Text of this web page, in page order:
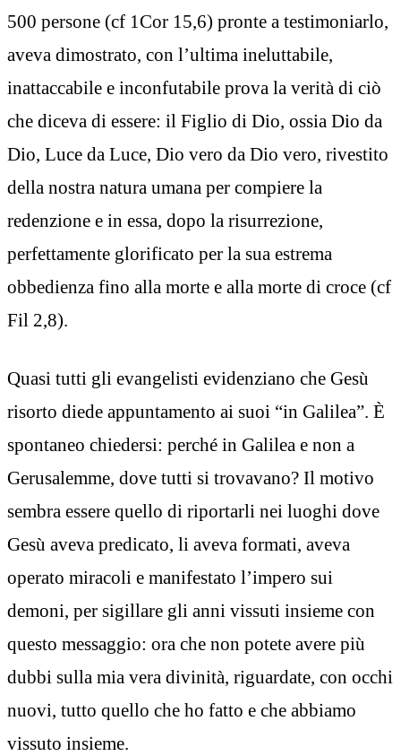
500 persone (cf 1Cor 15,6) pronte a testimoniarlo,
aveva dimostrato, con l’ultima ineluttabile,
inattaccabile e inconfutabile prova la verità di ciò
che diceva di essere: il Figlio di Dio, ossia Dio da
Dio, Luce da Luce, Dio vero da Dio vero, rivestito
della nostra natura umana per compiere la
redenzione e in essa, dopo la risurrezione,
perfettamente glorificato per la sua estrema
obbedienza fino alla morte e alla morte di croce (cf
Fil 2,8).
Quasi tutti gli evangelisti evidenziano che Gesù
risorto diede appuntamento ai suoi “in Galilea”. È
spontaneo chiedersi: perché in Galilea e non a
Gerusalemme, dove tutti si trovavano? Il motivo
sembra essere quello di riportarli nei luoghi dove
Gesù aveva predicato, li aveva formati, aveva
operato miracoli e manifestato l’impero sui
demoni, per sigillare gli anni vissuti insieme con
questo messaggio: ora che non potete avere più
dubbi sulla mia vera divinità, riguardate, con occhi
nuovi, tutto quello che ho fatto e che abbiamo
vissuto insieme.